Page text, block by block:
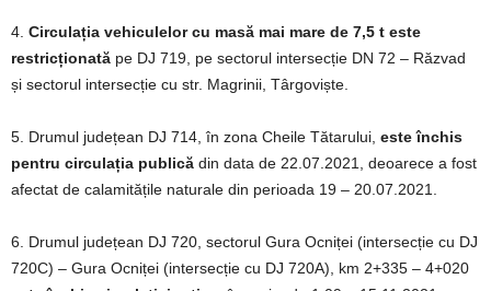
4. Circulația vehiculelor cu masă mai mare de 7,5 t este
restricționată pe DJ 719, pe sectorul intersecție DN 72 – Răzvad
și sectorul intersecție cu str. Magrinii, Târgoviște.
5. Drumul județean DJ 714, în zona Cheile Tătarului, este închis
pentru circulația publică din data de 22.07.2021, deoarece a fost
afectat de calamitățile naturale din perioada 19 – 20.07.2021.
6. Drumul județean DJ 720, sectorul Gura Ocniței (intersecție cu DJ
720C) – Gura Ocniței (intersecție cu DJ 720A), km 2+335 – 4+020